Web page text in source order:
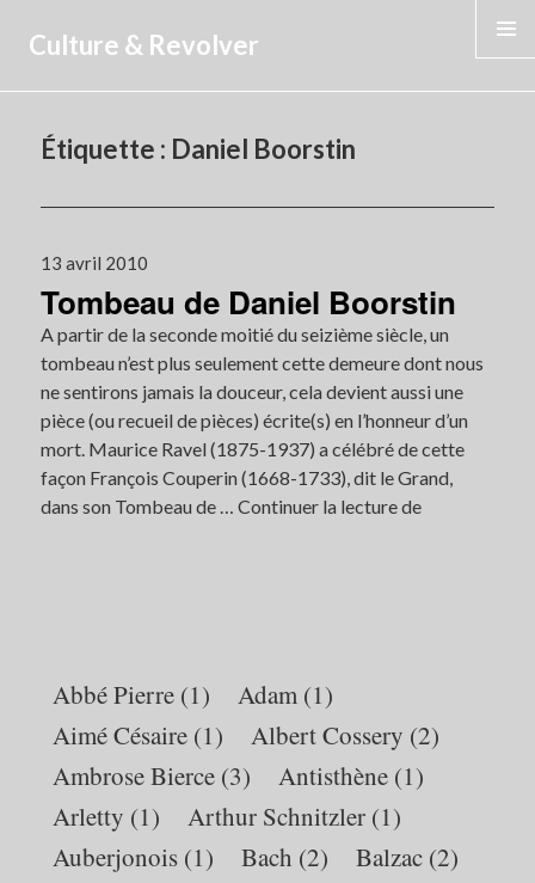
Culture & Revolver
Étiquette : Daniel Boorstin
Publié
le
13 avril 2010
Tombeau de Daniel Boorstin
A partir de la seconde moitié du seizième siècle, un
tombeau n’est plus seulement cette demeure dont nous
ne sentirons jamais la douceur, cela devient aussi une
pièce (ou recueil de pièces) écrite(s) en l’honneur d’un
mort. Maurice Ravel (1875-1937) a célébré de cette
façon François Couperin (1668-1733), dit le Grand,
dans son Tombeau de …Continuer la lecture de
Abbé Pierre (1) Adam (1)
Aimé Césaire (1) Albert Cossery (2)
Ambrose Bierce (3) Antisthène (1)
Arletty (1) Arthur Schnitzler (1)
Auberjonois (1) Bach (2) Balzac (2)